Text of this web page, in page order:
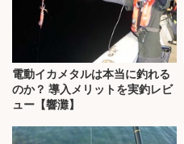
電動イカメタルは本当に釣れる
のか？ 導入メリットを実釣レビ
ュー【響灘】